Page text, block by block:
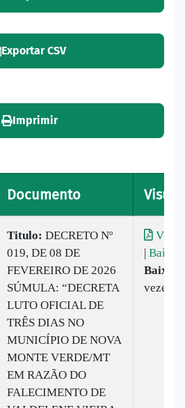
Exportar CSV
Imprimir
Documento
Titulo: DECRETO Nº
019, DE 08 DE
FEVEREIRO DE 2026
SÚMULA: “DECRETA
LUTO OFICIAL DE
TRÊS DIAS NO
MUNICÍPIO DE NOVA
MONTE VERDE/MT
EM RAZÃO DO
FALECIMENTO DE
| Baixar
vezes